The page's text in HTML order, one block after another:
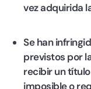
vez adquirida
Se han
previstos por
recibir un
imposible o